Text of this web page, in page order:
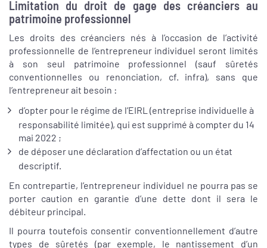
Limitation du droit de gage des créanciers au
patrimoine professionnel
Les droits des créanciers nés à l’occasion de l’activité
professionnelle de l’entrepreneur individuel seront limités
à son seul patrimoine professionnel (sauf sûretés
conventionnelles ou renonciation, cf. infra), sans que
l’entrepreneur ait besoin :
d’opter pour le régime de l’EIRL (entreprise individuelle à
responsabilité limitée), qui est supprimé à compter du 14
mai 2022 ;
de déposer une déclaration d’affectation ou un état
descriptif.
En contrepartie, l’entrepreneur individuel ne pourra pas se
porter caution en garantie d’une dette dont il sera le
débiteur principal.
Il pourra toutefois consentir conventionnellement d’autre
types de sûretés (par exemple, le nantissement d’un